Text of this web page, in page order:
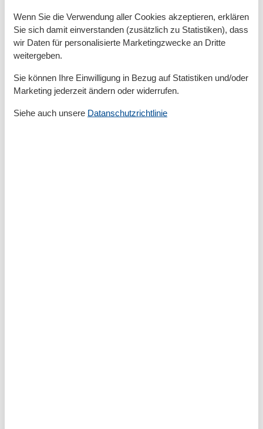
an maritimen Stöbereien oder Kleidung und
Accessoires für den Strand.
Immer ein besonderer Tipp ist ein Tagesausflug auf
eine der Ostfriesischen Inseln, von Carolinensiel aus
am besten ab Harlesiel nach Wangerooge mit seinem
schönen Leuchtturm. Oder Sie starten einfach mal von
Deiche, Nordsee und Inseln.
Wenn Sie die Verwendung aller Cookies akzeptieren, erklären
Sie sich damit einverstanden (zusätzlich zu Statistiken), dass
wir Daten für personalisierte Marketingzwecke an Dritte
weitergeben.
Sie können Ihre Einwilligung in Bezug auf Statistiken und/oder
Marketing jederzeit ändern oder widerrufen.
Siehe auch unsere Datanschutzrichtlinie